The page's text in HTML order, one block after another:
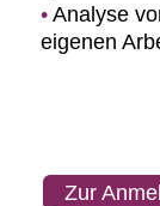
•Analyse
eigenen
Zur